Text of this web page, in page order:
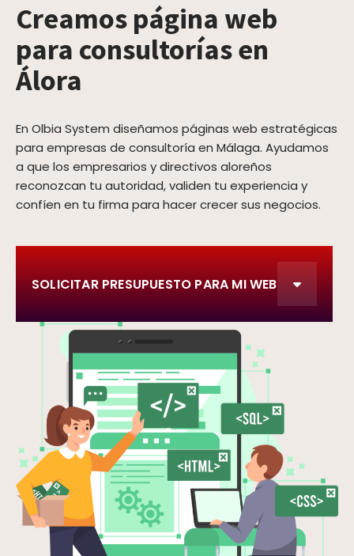
Creamos página web
para consultorías en
Álora
En Olbia System diseñamos páginas web estratégicas
para empresas de consultoría en Málaga. Ayudamos
a que los empresarios y directivos aloreños
reconozcan tu autoridad, validen tu experiencia y
confíen en tu firma para hacer crecer sus negocios.
SOLICITAR PRESUPUESTO PARA MI WEB